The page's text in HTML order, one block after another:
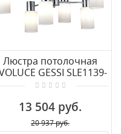
Люстра потолочная
GESSI SLE1139-
102-06
13 504 руб.
20 937 руб.